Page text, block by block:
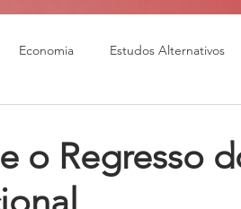
Economia Estudos Alternativos
o Regresso